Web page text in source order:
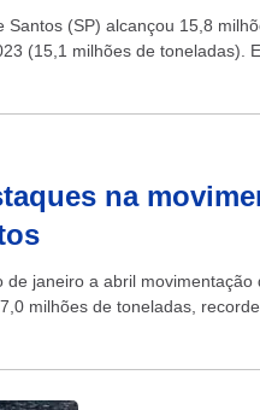
(SP) alcançou 15,8
(15,1 milhões de toneladas).
na
janeiro a abril
milhões de toneladas,